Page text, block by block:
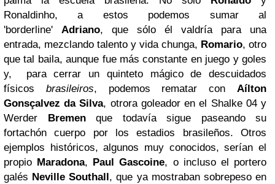
Ronaldinho, a estos podemos sumar al
'borderline' Adriano, que sólo él valdría para una
entrada, mezclando talento y vida chunga, Romario, otro
que tal baila, aunque fue más constante en juego y goles
y, para cerrar un quinteto mágico de descuidados
físicos brasileiros, podemos rematar conAílton
Gonsçalvez da Silva, otrora goleador en el Shalke 04 y
Werder Bremenque todavía sigue paseando su
fortachón cuerpo por los estadios brasileños. Otros
ejemplos históricos, algunos muy conocidos, serían el
propio Maradona, Paul Gascoine, o incluso el portero
galés Neville Southall, que ya mostraban sobrepeso en